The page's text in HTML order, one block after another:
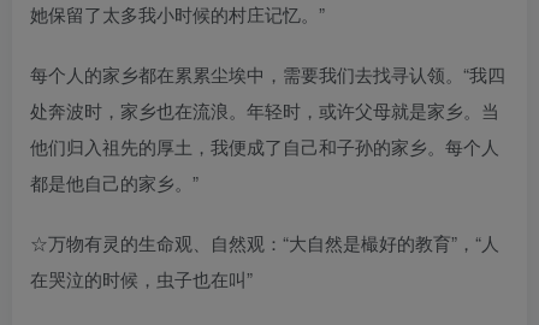
她保留了太多我小时候的村庄记忆。”
每个人的家乡都在累累尘埃中，需要我们去找寻认领。“我四
处奔波时，家乡也在流浪。年轻时，或许父母就是家乡。当
他们归入祖先的厚土，我便成了自己和子孙的家乡。每个人
都是他自己的家乡。”
☆万物有灵的生命观、自然观：“大自然是樶好的教育”，“人
在哭泣的时候，虫子也在叫”